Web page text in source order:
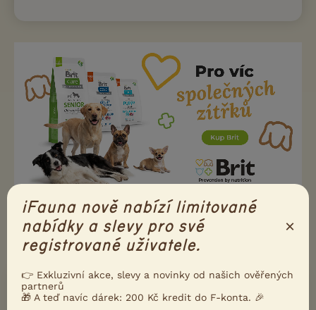
OSTATNÍ PLEMENA
Afghánský chrt
iFauna nově nabízí limitované
nabídky a slevy pro své
registrované uživatele.
×
👉 Exkluzivní akce, slevy a novinky od našich ověřených
partnerů
🎁 A teď navíc dárek: 200 Kč kredit do F-konta. 🎉